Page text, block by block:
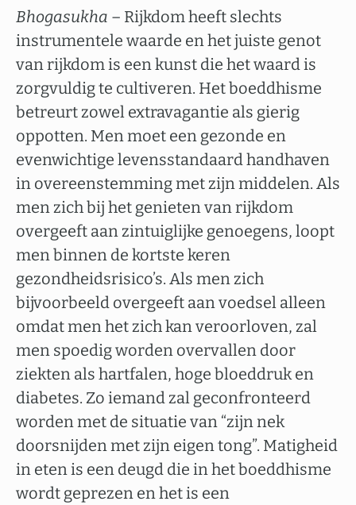
Bhogasukha – Rijkdom heeft slechts
instrumentele waarde en het juiste genot
van rijkdom is een kunst die het waard is
zorgvuldig te cultiveren. Het boeddhisme
betreurt zowel extravagantie als gierig
oppotten. Men moet een gezonde en
evenwichtige levensstandaard handhaven
in overeenstemming met zijn middelen. Als
men zich bij het genieten van rijkdom
overgeeft aan zintuiglijke genoegens, loopt
men binnen de kortste keren
gezondheidsrisico’s. Als men zich
bijvoorbeeld overgeeft aan voedsel alleen
omdat men het zich kan veroorloven, zal
men spoedig worden overvallen door
ziekten als hartfalen, hoge bloeddruk en
diabetes. Zo iemand zal geconfronteerd
worden met de situatie van “zijn nek
doorsnijden met zijn eigen tong”. Matigheid
in eten is een deugd die in het boeddhisme
wordt geprezen en het is een